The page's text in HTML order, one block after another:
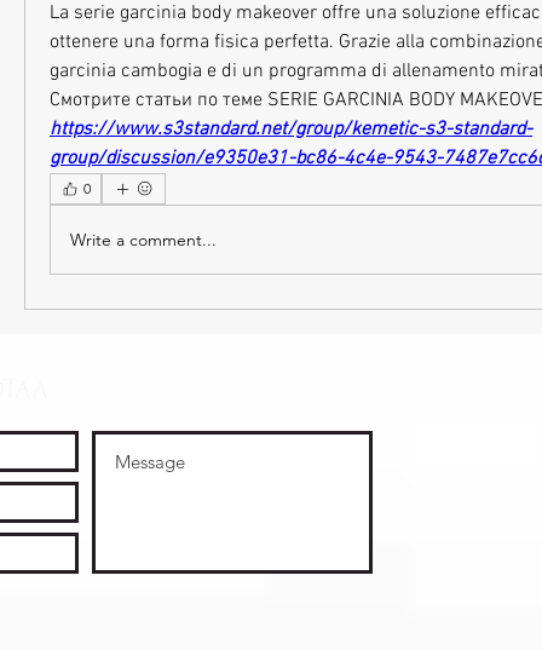
La serie garcinia body makeover offre una soluzione
ottenere una forma fisica perfetta. Grazie alla
garcinia cambogia e di un programma di allenamento
Смотрите статьи по теме SERIE GARCINIA BODY
https://www.s3standard.net/group/kemetic-s3-standard-
group/discussion/e9350e31-bc86-4c4e-9543-
0
Write a comment...